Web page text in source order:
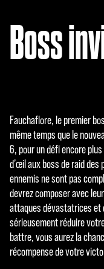
Boss
Fauchaflore, le premier
même temps que le
6, pour un défi encore
d’œil aux boss de raid des
ennemis ne sont pas
devrez composer avec
attaques dévastatrices et
sérieusement réduire
battre, vous aurez la
récompense de votre